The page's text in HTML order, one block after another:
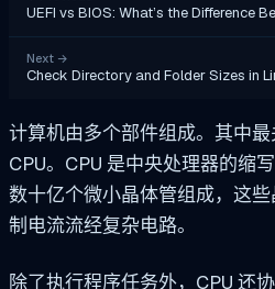
UEFI vs BIOS: What’s the Difference
Next →
Check Directory and Folder Sizes in
计算机由多个部件组成。其中
CPU。CPU 是中央处理器的缩
数十亿个微小晶体管组成，这
制电流流经复杂电路。
除了执行程序任务外，CPU 还